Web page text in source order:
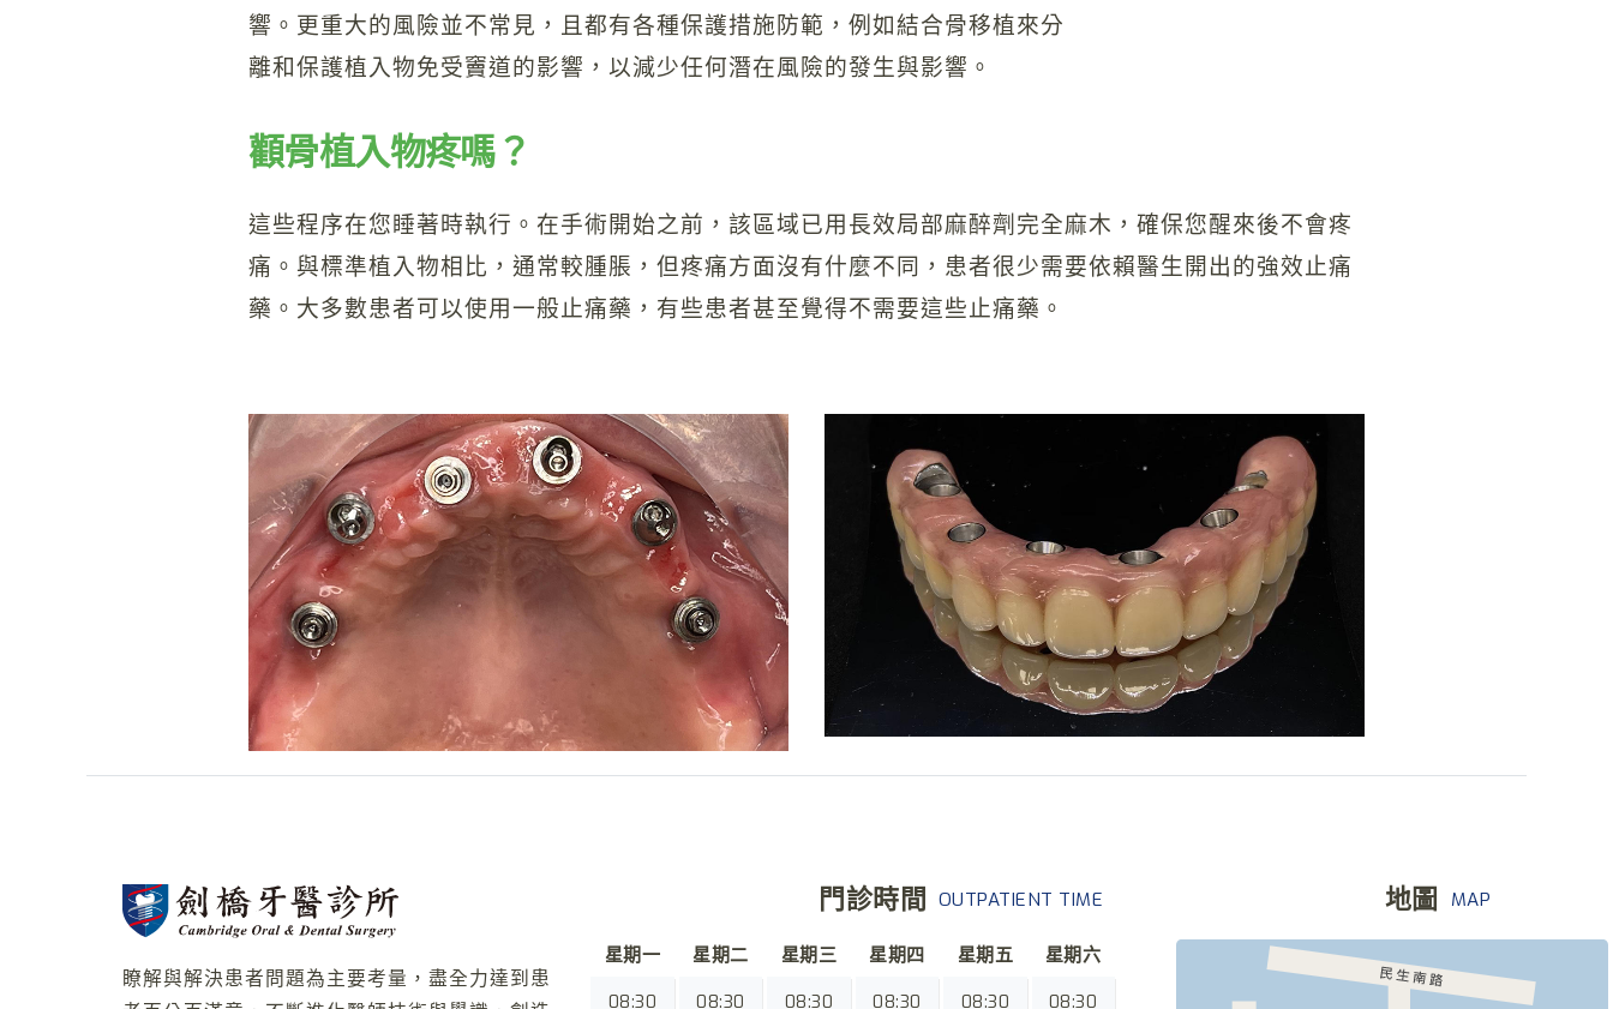
響。更重大的風險並不常見，且都有各種保護措施防範，例如結合骨移植來分
離和保護植入物免受竇道的影響，以減少任何潛在風險的發生與影響。
顴骨植入物疼嗎？
這些程序在您睡著時執行。在手術開始之前，該區域已用長效局部麻醉劑完全麻木，確保您醒來後不會疼
痛。與標準植入物相比，通常較腫脹，但疼痛方面沒有什麼不同，患者很少需要依賴醫生開出的強效止痛
藥。大多數患者可以使用一般止痛藥，有些患者甚至覺得不需要這些止痛藥。
瞭解與解決患者問題為主要考量，盡全力達到患
門診時間 OUTPATIENT TIME
星期一 星期二 星期三 星期四 星期五 星期六
08:30 08:30 08:30 08:30 08:30 08:30
地圖 MAP